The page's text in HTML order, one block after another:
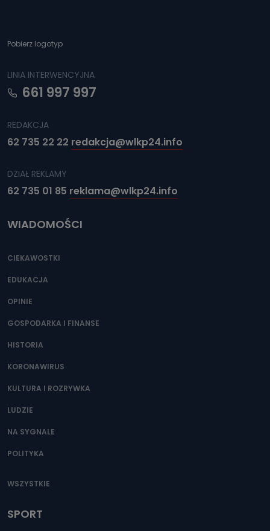
Pobierz logotyp
LINIA INTERWENCYJNA
661 997 997
REDAKCJA
62 735 22 22 redakcja@wlkp24.info
DZIAŁ REKLAMY
62 735 01 85 reklama@wlkp24.info
WIADOMOŚCI
CIEKAWOSTKI
EDUKACJA
OPINIE
GOSPODARKA I FINANSE
HISTORIA
KORONAWIRUS
KULTURA I ROZRYWKA
LUDZIE
NA SYGNALE
POLITYKA
WSZYSTKIE
SPORT